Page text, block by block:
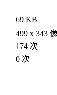
69 KB
499 x 343
174 次
0 次